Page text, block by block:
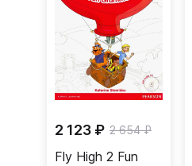
2 123 ₽ 2 654 ₽
Fly High 2 Fun